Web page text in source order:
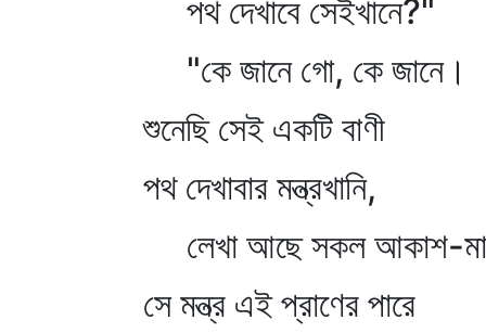
পথ দেখাবে সেইখানে?"
"কে জানে গো, কে জানে।
শুনেছি সেই একটি বাণী
পথ দেখাবার মন্ত্রখানি,
লেখা আছে সকল আকাশ-
সে মন্ত্র এই প্রাণের পারে